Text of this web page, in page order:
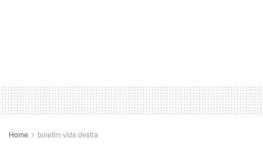
Home boletim vida destra